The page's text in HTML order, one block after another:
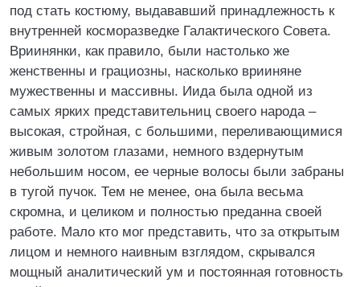
под стать костюму, выдававший принадлежность к
внутренней косморазведке Галактического Совета.
Вриинянки, как правило, были настолько же
женственны и грациозны, насколько врииняне
мужественны и массивны. Иида была одной из
самых ярких представительниц своего народа –
высокая, стройная, с большими, переливающимися
живым золотом глазами, немного вздернутым
небольшим носом, ее черные волосы были забраны
в тугой пучок. Тем не менее, она была весьма
скромна, и целиком и полностью преданна своей
работе. Мало кто мог представить, что за открытым
лицом и немного наивным взглядом, скрывался
мощный аналитический ум и постоянная готовность